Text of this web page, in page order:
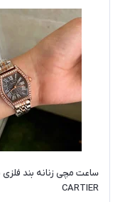
ساعت مچی زنانه بند فلزی
CARTIER